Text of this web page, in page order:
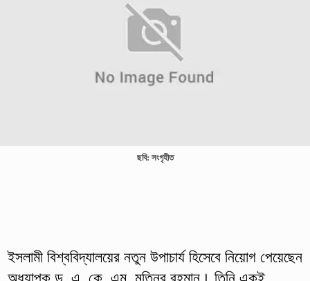
ছবি: সংগৃহীত
ইসলামী বিশ্ববিদ্যালয়ের নতুন উপাচার্য হিসেবে নিয়োগ পেয়েছেন